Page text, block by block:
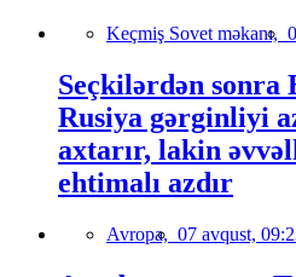
Keçmiş Sovet məkanı,
Seçkilərdən sonra
Rusiya gərginliyi
axtarır, lakin
ehtimalı azdır
Avropa, 07 avqust,